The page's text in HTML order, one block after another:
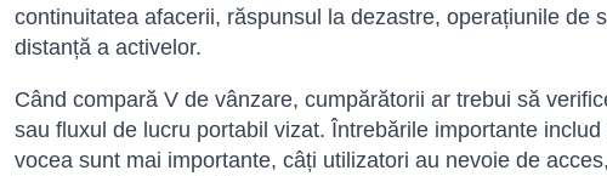
continuitatea afacerii, răspunsul la dezastre, operațiunile de
distanță a activelor.
Când compară V de vânzare, cumpărătorii ar trebui să
sau fluxul de lucru portabil vizat. Întrebările importante
vocea sunt mai importante, câți utilizatori au nevoie de